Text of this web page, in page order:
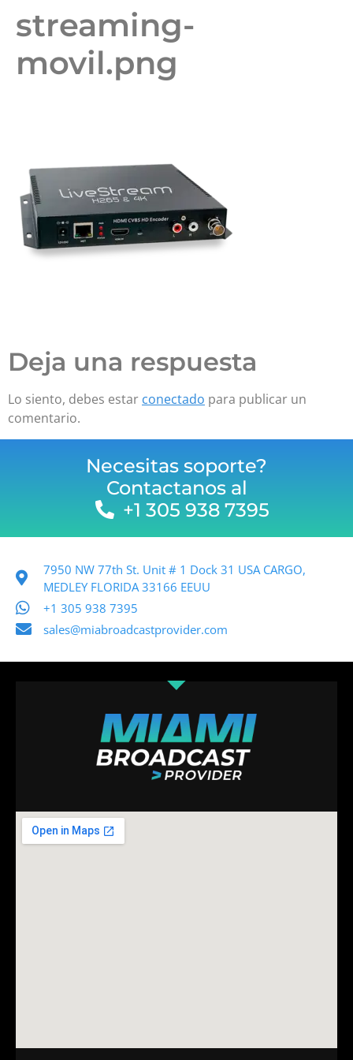
streaming-
movil.png
Deja una respuesta
Lo siento, debes estar conectado para publicar un
comentario.
Necesitas soporte?
Contactanos al
+1 305 938 7395
7950 NW 77th St. Unit # 1 Dock 31 USA CARGO,
MEDLEY FLORIDA 33166 EEUU
+1 305 938 7395
sales@miabroadcastprovider.com